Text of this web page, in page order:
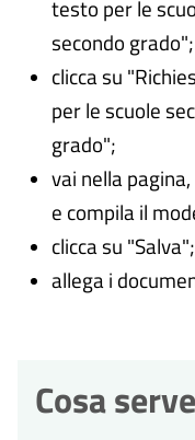
testo per le
secondo grado";
clicca su
per le scuole
grado";
vai nella
e compila il
clicca su "Salva";
allega i
Cosa serve